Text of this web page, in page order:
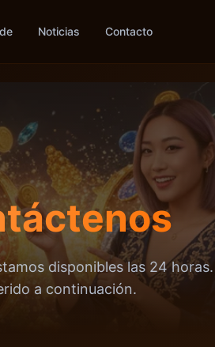
Noticias Contacto
disponibles las 24
a continuación.